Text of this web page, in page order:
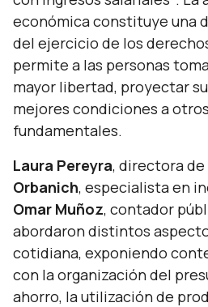
económica constituye una
del ejercicio de los
permite a las personas
mayor libertad, proyectar
mejores condiciones a
fundamentales.
Laura Pereyra, directora de
Orbanich, especialista en
Omar Muñoz, contador
abordaron distintos
cotidiana, exponiendo
con la organización del
ahorro, la utilización de